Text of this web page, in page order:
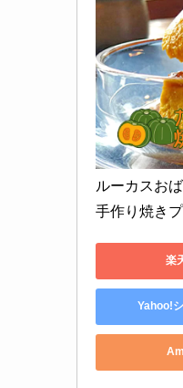
ルーカスお
手作り焼き
楽
Yahoo!